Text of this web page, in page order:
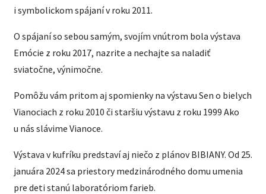
i symbolickom spájaní v roku 2011.
O spájaní so sebou samým, svojím vnútrom bola výstava
Emócie z roku 2017, nazrite a nechajte sa naladiť
sviatočne, výnimočne.
Pomôžu vám pritom aj spomienky na výstavu Sen o bielych
Vianociach z roku 2010 či staršiu výstavu z roku 1999 Ako
u nás slávime Vianoce.
Výstava v kufríku predstaví aj niečo z plánov BIBIANY. Od 25.
januára 2024 sa priestory medzinárodného domu umenia
pre deti stanú laboratóriom farieb.